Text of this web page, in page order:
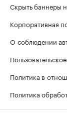
Скрыть баннеры
Корпоративная
О соблюдении
Политика в
Политика